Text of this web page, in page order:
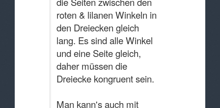
roten & lilanen Winkeln in
den Dreiecken gleich
lang. Es sind alle Winkel
und eine Seite gleich,
daher müssen die
Dreiecke kongruent sein.
Man kann's auch mit